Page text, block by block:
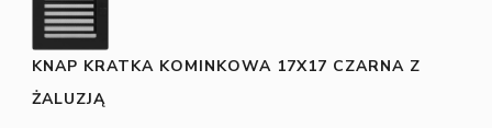
KNAP KRATKA KOMINKOWA 17X17 CZARNA Z
ŻALUZJĄ